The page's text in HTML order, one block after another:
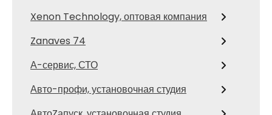
Xenon Technology, оптовая компания
Zanaves 74
А-сервис, СТО
Авто-профи, установочная студия